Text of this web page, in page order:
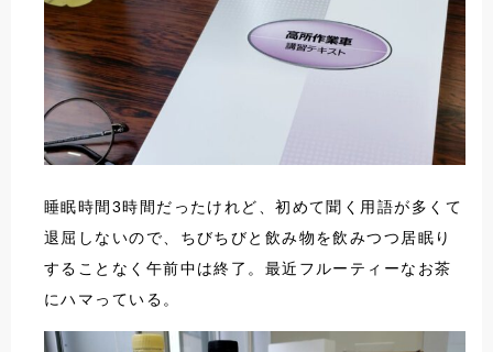
睡眠時間3時間だったけれど、初めて聞く用語が多くて
退屈しないので、ちびちびと飲み物を飲みつつ居眠り
することなく午前中は終了。最近フルーティーなお茶
にハマっている。